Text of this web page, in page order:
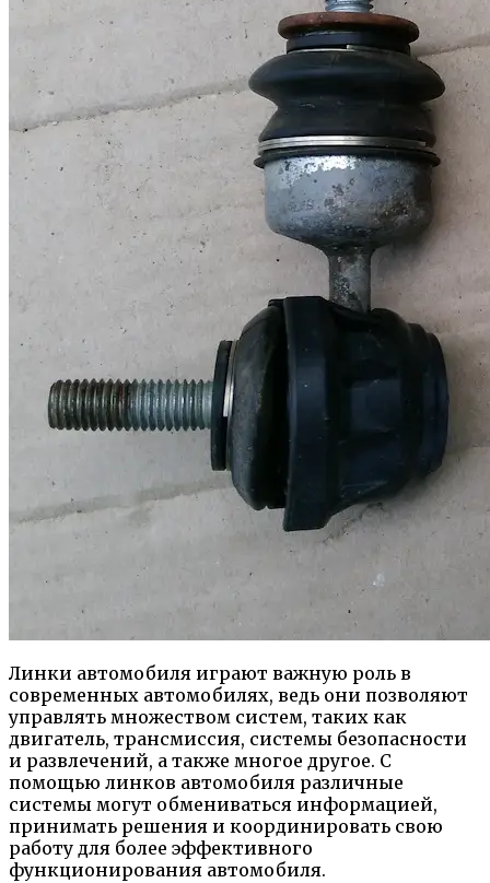
Линки автомобиля играют важную роль в
современных автомобилях, ведь они позволяют
управлять множеством систем, таких как
двигатель, трансмиссия, системы безопасности
и развлечений, а также многое другое. С
помощью линков автомобиля различные
системы могут обмениваться информацией,
принимать решения и координировать свою
работу для более эффективного
функционирования автомобиля.